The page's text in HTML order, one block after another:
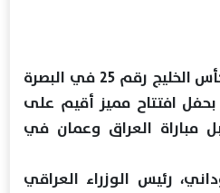
انطلقت فعاليات بطولة كأس الخليج رقم 25 في البصرة
بحفل افتتاح مميز أقيم على
مباراة العراق وعمان في
رئيس الوزراء العراقي